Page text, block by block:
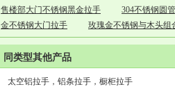
售楼部大门不锈钢黑金拉手
304不锈钢圆
金不锈钢大门拉手
玫瑰金不锈钢与木头组
同类型其他产品
太空铝拉手，铝条拉手，橱柜拉手